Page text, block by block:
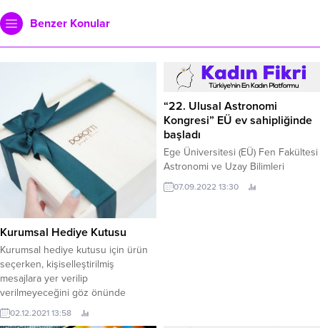
Benzer Konular
Kurumsal Hediye Kutusu
Kurumsal hediye kutusu için ürün
seçerken, kişiselleştirilmiş
mesajlara yer verilip
verilmeyeceğini göz önünde
bulundurun. Pek çok ürün, özellikle
üzerinde şirket logosu bulunan
02.12.2021 13:58
“22. Ulusal Astronomi
Kongresi” EÜ ev sahipliğinde
başladı
Ege Üniversitesi (EÜ) Fen Fakültesi
Astronomi ve Uzay Bilimleri
Bölümü, Gözlemevi Uygulama ve
Araştırma Merkezi ve Türk
07.09.2022 13:30